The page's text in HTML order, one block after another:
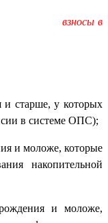
в
и старше, у которых
в системе ОПС);
и моложе, которые
накопительной
и моложе,